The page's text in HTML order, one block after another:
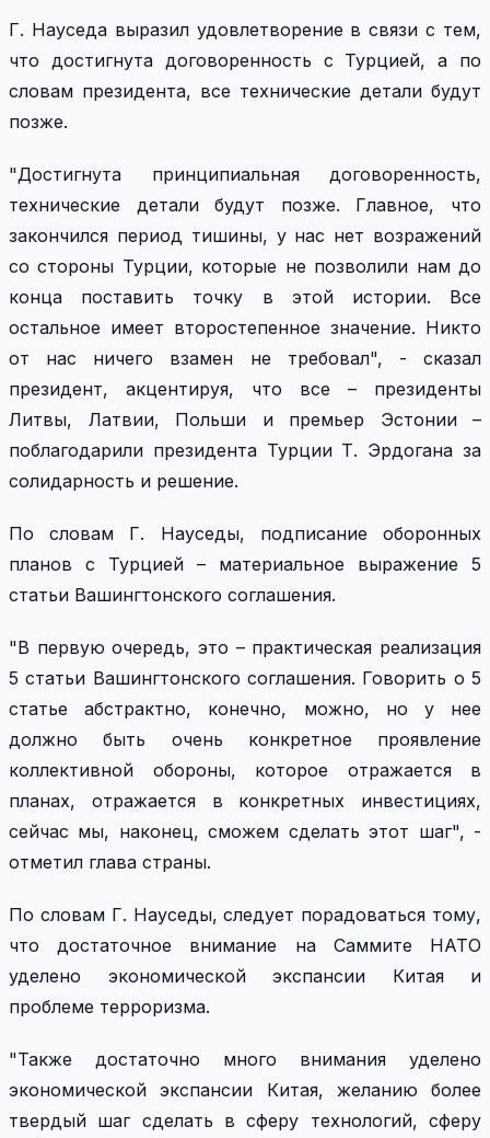
Г. Науседа выразил удовлетворение в связи с тем,
что достигнута договоренность с Турцией, а по
словам президента, все технические детали будут
позже.
"Достигнута принципиальная договоренность,
технические детали будут позже. Главное, что
закончился период тишины, у нас нет возражений
со стороны Турции, которые не позволили нам до
конца поставить точку в этой истории. Все
остальное имеет второстепенное значение. Никто
от нас ничего взамен не требовал", - сказал
президент, акцентируя, что все – президенты
Литвы, Латвии, Польши и премьер Эстонии –
поблагодарили президента Турции Т. Эрдогана за
солидарность и решение.
По словам Г. Науседы, подписание оборонных
планов с Турцией – материальное выражение 5
статьи Вашингтонского соглашения.
"В первую очередь, это – практическая реализация
5 статьи Вашингтонского соглашения. Говорить о 5
статье абстрактно, конечно, можно, но у нее
должно быть очень конкретное проявление
коллективной обороны, которое отражается в
планах, отражается в конкретных инвестициях,
сейчас мы, наконец, сможем сделать этот шаг", -
отметил глава страны.
По словам Г. Науседы, следует порадоваться тому,
что достаточное внимание на Саммите НАТО
уделено экономической экспансии Китая и
проблеме терроризма.
"Также достаточно много внимания уделено
экономической экспансии Китая, желанию более
твердый шаг сделать в сферу технологий, сферу